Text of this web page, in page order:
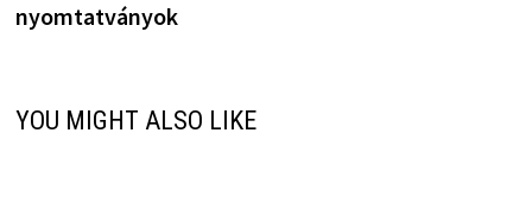
nyomtatványok
YOU MIGHT ALSO LIKE